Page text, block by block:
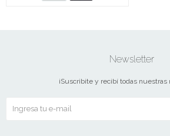
Newsletter
¡Suscribite y recibí todas nuestras